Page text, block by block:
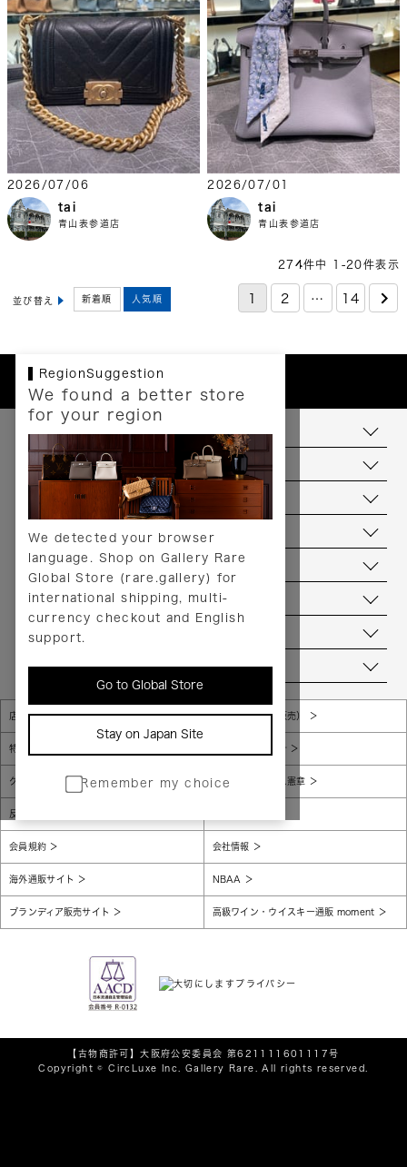
2026/07/06
tai
青山表参道店
2026/07/01
tai
青山表参道店
並び替え 新着順 人気順
274件中 -20件表示
2 … 14
RegionSuggestion
We found a better store
for your region
We detected your browser
language. Shop on Gallery Rare
Global Store (rare.gallery) for
international shipping, multi-
currency checkout and English
support.
Go to Global Store
Stay on Japan Site
Remember my choice
お支払いについて
配送について
送料について
返品について
ヘルプ
お問い合わせ
当店について
店舗一覧 販売規約（店頭販売）
特定商取引法に基づく表示 個人情報保護方針
グローバルプライバシーポリシー コンプライアンス憲章
反社会的勢力に対する基本方針
会員規約 会社情報
海外通販サイト NBAA
ブランディア販売サイト 高級ワイン・ウイスキー通販 moment
【古物商許可】大阪府公安委員会 第621111601117号
Copyright © CircLuxe Inc. Gallery Rare. All rights reserved.